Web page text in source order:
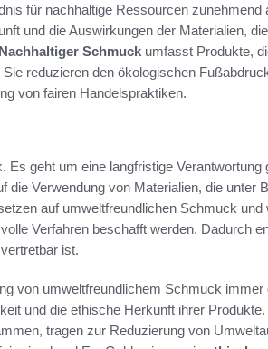
für nachhaltige Ressourcen zunehmend
und die Auswirkungen der Materialien,
Nachhaltiger Schmuck umfasst Produkte,
reduzieren den ökologischen
von fairen Handelspraktiken.
Es geht um eine langfristige Verantwortung
Verwendung von Materialien, die unter
auf umweltfreundlichen Schmuck und
Verfahren beschafft werden. Dadurch
ist.
von umweltfreundlichem Schmuck immer
und die ethische Herkunft ihrer Produkte.
tragen zur Reduzierung von